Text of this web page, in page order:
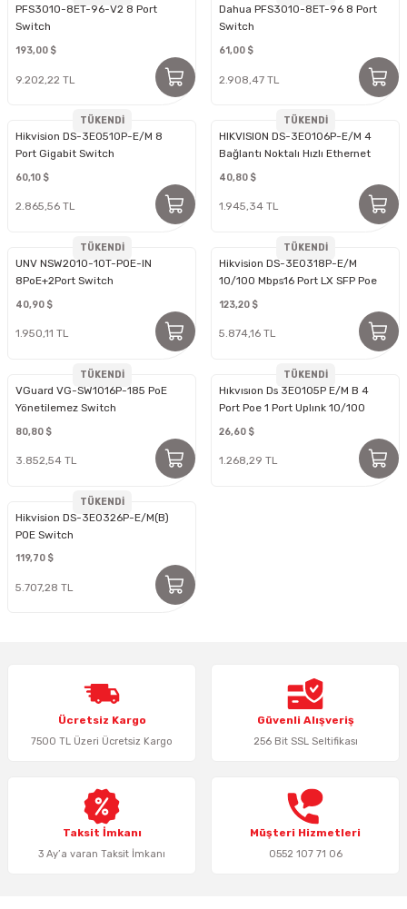
PFS3010-8ET-96-V2 8 Port
Switch
193,00 $
9.202,22 TL
Dahua PFS3010-8ET-96 8 Port
Switch
61,00 $
2.908,47 TL
TÜKENDİ
Hikvision DS-3E0510P-E/M 8
Port Gigabit Switch
60,10 $
2.865,56 TL
TÜKENDİ
HIKVISION DS-3E0106P-E/M 4
Bağlantı Noktalı Hızlı Ethernet
Yönetilmeyen POE
40,80 $
1.945,34 TL
TÜKENDİ
UNV NSW2010-10T-POE-IN
8PoE+2Port Switch
40,90 $
1.950,11 TL
TÜKENDİ
Hikvision DS-3E0318P-E/M
10/100 Mbps16 Port LX SFP Poe
Switch
123,20 $
5.874,16 TL
TÜKENDİ
VGuard VG-SW1016P-185 PoE
Yönetilemez Switch
80,80 $
3.852,54 TL
TÜKENDİ
Hıkvısıon Ds 3E0105P E/M B 4
Port Poe 1 Port Uplınk 10/100
Swıtch
26,60 $
1.268,29 TL
TÜKENDİ
Hikvision DS-3E0326P-E/M(B)
POE Switch
119,70 $
5.707,28 TL
Ücretsiz Kargo
7500 TL Üzeri Ücretsiz Kargo
Güvenli Alışveriş
256 Bit SSL Seltifikası
Taksit İmkanı
3 Ay’a varan Taksit İmkanı
Müşteri Hizmetleri
0552 107 71 06